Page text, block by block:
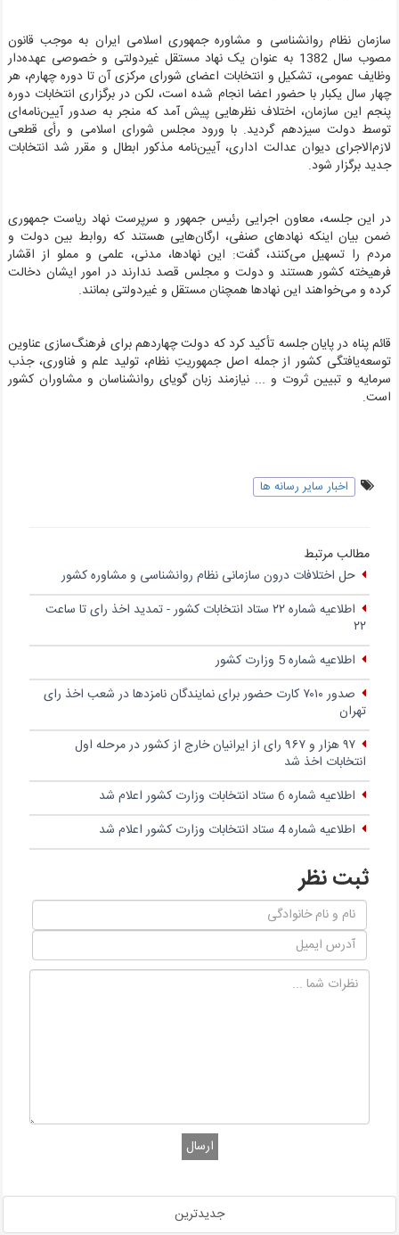
سازمان نظام روانشناسی و مشاوره جمهوری اسلامی ایران به موجب قانون
مصوب سال 1382 به عنوان یک نهاد مستقل غیردولتی و خصوصی عهده‌دار
وظایف عمومی، تشکیل و انتخابات اعضای شورای مرکزی آن تا دوره چهارم، هر
چهار سال یکبار با حضور اعضا انجام شده است، لکن در برگزاری انتخابات دوره
پنجم این سازمان، اختلاف نظرهایی پیش آمد که منجر به صدور آیین‌نامه‌ای
توسط دولت سیزدهم گردید. با ورود مجلس شورای اسلامی و رأی قطعی
لازم‌الاجرای دیوان عدالت اداری، آیین‌نامه مذکور ابطال و مقرر شد انتخابات
جدید برگزار شود.
در این جلسه، معاون اجرایی رئیس جمهور و سرپرست نهاد ریاست جمهوری
ضمن بیان اینکه نهادهای صنفی، ارگان‌هایی هستند که روابط بین دولت و
مردم را تسهیل می‌کنند، گفت: این نهادها، مدنی، علمی و مملو از اقشار
فرهیخته کشور هستند و دولت و مجلس قصد ندارند در امور ایشان دخالت
کرده و می‌خواهند این نهادها همچنان مستقل و غیردولتی بمانند.
قائم پناه در پایان جلسه تأکید کرد که دولت چهاردهم برای فرهنگ‌سازی عناوین
توسعه‌یافتگی کشور از جمله اصل جمهوریتِ نظام، تولید علم و فناوری، جذب
سرمایه و تبیین ثروت و ... نیازمند زبان گویای روانشناسان و مشاوران کشور
است.
اخبار سایر رسانه ها
مطالب مرتبط
حل اختلافات درون سازمانی نظام روانشناسی و مشاوره کشور
اطلاعیه شماره ۲۲ ستاد انتخابات کشور - تمدید اخذ رای تا ساعت
۲۲
اطلاعیه شماره 5 وزارت کشور
صدور ۷۰۱۰ کارت حضور برای نمایندگان نامزدها در شعب اخذ رای
تهران
۹۷ هزار و ۹۶۷ رای از ایرانیان خارج از کشور در مرحله اول
انتخابات اخذ شد
اطلاعیه شماره 6 ستاد انتخابات وزارت کشور اعلام شد
اطلاعیه شماره 4 ستاد انتخابات وزارت کشور اعلام شد
ثبت نظر
ارسال
جدیدترین